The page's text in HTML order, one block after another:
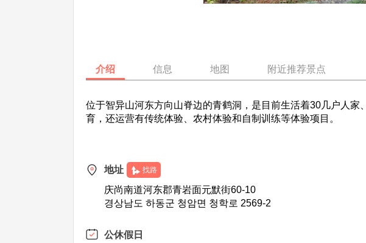
介绍 信息 地图 附近推荐景点
位于智异山河东方向山脊边的青鹤洞，是目前生活着30几户人
育，还运营有传统体验、农村体验和自制训练等体验项目。
地址 找路
庆尚南道河东郡青岩面元默街60-10
경상남도 하동군 청암면 청학로 2569-2
公休假日